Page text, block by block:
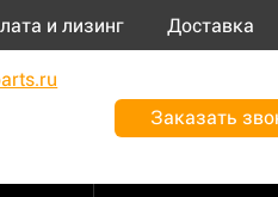
и лизинг Доставка
Заказать